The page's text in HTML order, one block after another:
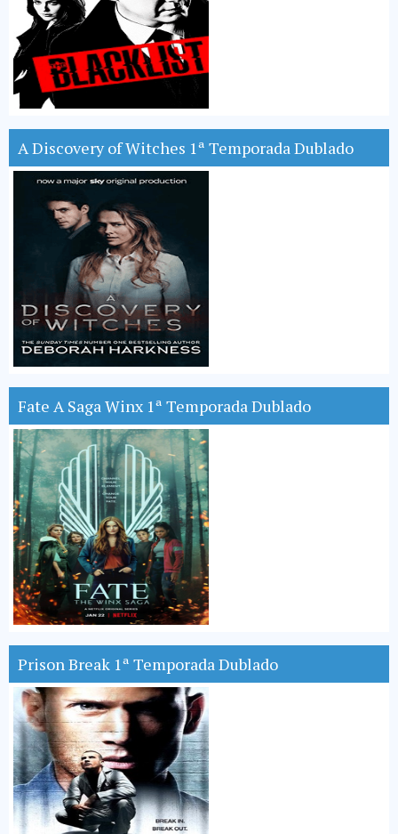
A Discovery of Witches 1ª Temporada Dublado
Fate A Saga Winx 1ª Temporada Dublado
Prison Break 1ª Temporada Dublado